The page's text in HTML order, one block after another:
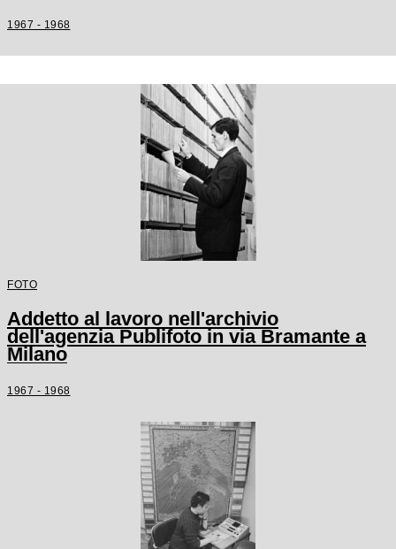
1967 - 1968
FOTO
Addetto al lavoro nell'archivio
dell'agenzia Publifoto in via Bramante a
Milano
1967 - 1968